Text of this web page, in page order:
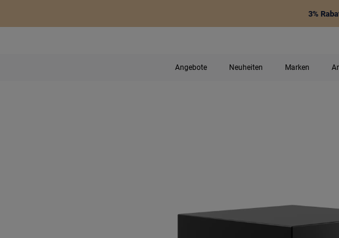
3%
Angebote Neuheiten Marken